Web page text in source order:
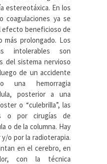
estereotáxica. En los
coagulaciones ya se
efecto beneficioso de
prolongado. Los
intolerables son
del sistema nervioso
de un accidente
una hemorragia
posterior a una
o “culebrilla”, las
o por cirugías de
o de la columna. Hay
o por la radioterapia.
en el cerebro, en
con la técnica